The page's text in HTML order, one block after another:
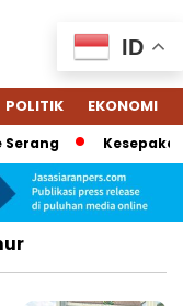
POLITIK EKONOMI
ID